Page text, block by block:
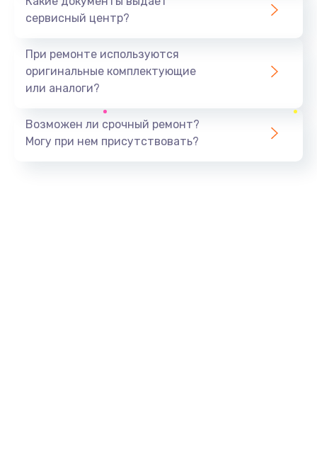
сервисный центр?
При ремонте используются
оригинальные комплектующие
или аналоги?
Возможен ли срочный ремонт?
Могу при нем присутствовать?